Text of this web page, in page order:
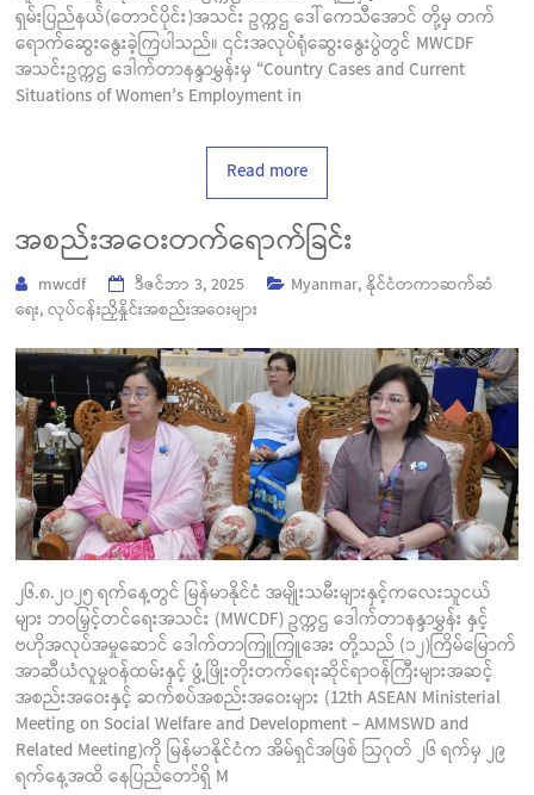
ရှမ်းပြည်နယ်(တောင်ပိုင်း)အသင်း ဥက္ကဌ ဒေါ်ကေသီအောင် တို့မှ တက်
ရောက်ဆွေးနွေးခဲ့ကြပါသည်။ ၎င်းအလုပ်ရုံဆွေးနွေးပွဲတွင် MWCDF
အသင်းဥက္ကဌ ဒေါက်တာနန္ဒာမွှန်းမှ “Country Cases and Current
Situations of Women’s Employment in
Read more
အစည်းအဝေးတက်ရောက်ခြင်း
mwcdf ဒီဇင်ဘာ 3, 2025 Myanmar,နိုင်ငံတကာဆက်ဆံ
ရေး,လုပ်ငန်းညှိနှိုင်းအစည်းအဝေးများ
၂၆.၈.၂၀၂၅ ရက်နေ့တွင် မြန်မာနိုင်ငံ အမျိုးသမီးများနှင့်ကလေးသူငယ်
များ ဘဝမြှင့်တင်ရေးအသင်း (MWCDF) ဥက္ကဌ ဒေါက်တာနန္ဒာမွှန်း နှင့်
ဗဟိုအလုပ်အမှုဆောင် ဒေါက်တာကြူကြူအေး တို့သည် (၁၂)ကြိမ်မြောက်
အာဆီယံလူမှုဝန်ထမ်းနှင့် ဖွံ့ဖြိုးတိုးတက်ရေးဆိုင်ရာဝန်ကြီးများအဆင့်
အစည်းအဝေးနှင့် ဆက်စပ်အစည်းအဝေးများ (12th ASEAN Ministerial
Meeting on Social Welfare and Development – AMMSWD and
Related Meeting)ကို မြန်မာနိုင်ငံက အိမ်ရှင်အဖြစ် ဩဂုတ် ၂၆ ရက်မှ ၂၉
ရက်နေ့အထိ နေပြည်တော်ရှိ M